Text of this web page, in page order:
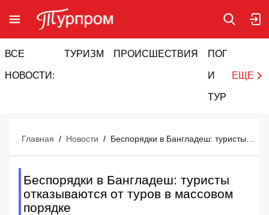
ВСЕ
НОВОСТИ:
ТУРИЗМ ПРОИСШЕСТВИЯ ПОГОДА
И
ТУРИЗМ
ЕЩЕ
Главная / Новости /
Беспорядки в Бангладеш: туристы
отказываются от туров в массовом
порядке